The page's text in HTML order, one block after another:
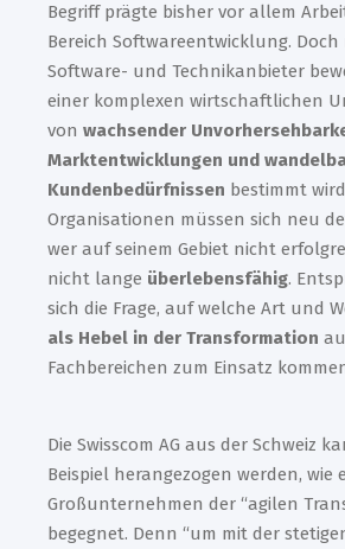
Begriff prägte bisher vor allem
Bereich Softwareentwicklung.
Software- und Technikanbieter
einer komplexen wirtschaftlichen
von wachsender
Marktentwicklungen und
Kundenbedürfnissen bestimmt
Organisationen müssen sich neu
wer auf seinem Gebiet nicht
nicht lange überlebensfähig.
sich die Frage, auf welche Art und
als Hebel in der Transformation
Fachbereichen zum Einsatz
Die Swisscom AG aus der Schweiz
Beispiel herangezogen werden, wie
Großunternehmen der “agilen
begegnet. Denn “um mit der